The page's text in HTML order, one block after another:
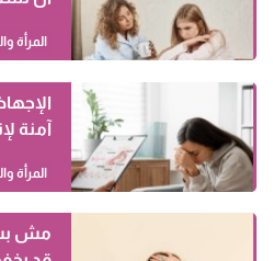
المرأة
آمنة
المرأة
مش